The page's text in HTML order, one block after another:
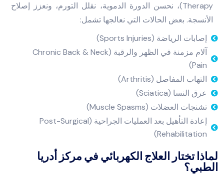
Therapy)، نحسن الدورة الدموية، نقلل التورم، ونعزز إصلاح
الأنسجة. بعض الحالات التي نعالجها تشمل:
إصابات الرياضة (Sports Injuries)
آلام مزمنة في الظهر والرقبة (Chronic Back & Neck
Pain)
التهاب المفاصل (Arthritis)
عرق النسا (Sciatica)
تشنجات العضلات (Muscle Spasms)
إعادة التأهيل بعد العمليات الجراحية (Post-Surgical
Rehabilitation)
لماذا تختار العلاج الكهربائي في مركز أدريا
الطبي؟